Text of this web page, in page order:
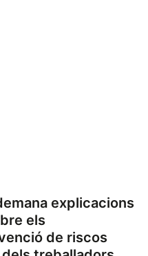
explicacions
els
de riscos